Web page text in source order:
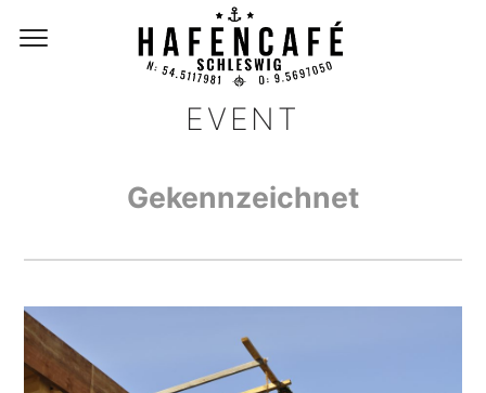
EVENT
Gekennzeichnet